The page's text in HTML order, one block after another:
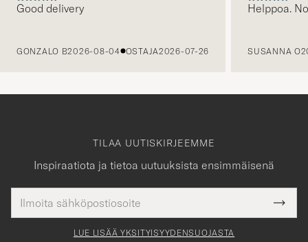
Good delivery
GONZALO B2026-08-04 OSTAJA2026-07-26
Helppoa.
SUSANNA O
TILAA UUTISKIRJEEMME
Inspiraatiota ja tietoa uutuuksista ensimmäisenä
tieto
Tack
för
LUE LISÄÄ YKSITYISYYDENSUOJASTA